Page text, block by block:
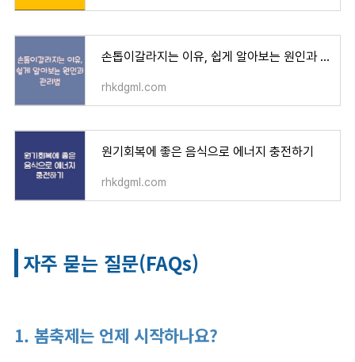
손톱이갈라지는 이유, 쉽게 알아보는 원인과 관리법
rhkdgml.com
원기회복에 좋은 음식으로 에너지 충전하기
rhkdgml.com
자주 묻는 질문(FAQs)
1. 봄축제는 언제 시작하나요?